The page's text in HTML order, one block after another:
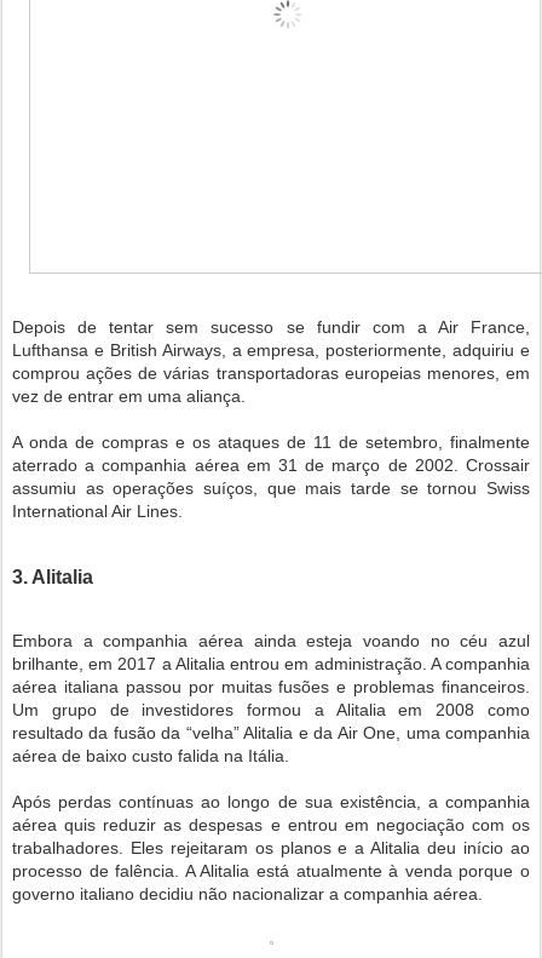
Depois de tentar sem sucesso se fundir com a Air France,
Lufthansa e British Airways, a empresa, posteriormente, adquiriu e
comprou ações de várias transportadoras europeias menores, em
vez de entrar em uma aliança.
A onda de compras e os ataques de 11 de setembro, finalmente
aterrado a companhia aérea em 31 de março de 2002. Crossair
assumiu as operações suíços, que mais tarde se tornou Swiss
International Air Lines.
3. Alitalia
Embora a companhia aérea ainda esteja voando no céu azul
brilhante, em 2017 a Alitalia entrou em administração. A companhia
aérea italiana passou por muitas fusões e problemas financeiros.
Um grupo de investidores formou a Alitalia em 2008 como
resultado da fusão da “velha” Alitalia e da Air One, uma companhia
aérea de baixo custo falida na Itália.
Após perdas contínuas ao longo de sua existência, a companhia
aérea quis reduzir as despesas e entrou em negociação com os
trabalhadores. Eles rejeitaram os planos e a Alitalia deu início ao
processo de falência. A Alitalia está atualmente à venda porque o
governo italiano decidiu não nacionalizar a companhia aérea.